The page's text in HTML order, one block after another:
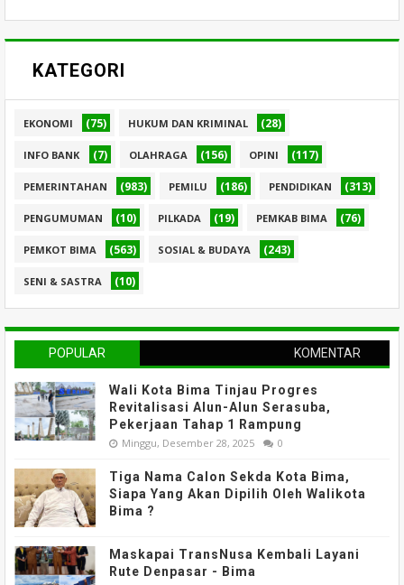
KATEGORI
EKONOMI (75) HUKUM DAN KRIMINAL (28)
INFO BANK (7) OLAHRAGA (156) OPINI (117)
PEMERINTAHAN (983) PEMILU (186) PENDIDIKAN (313)
PENGUMUMAN (10) PILKADA (19) PEMKAB BIMA (76)
PEMKOT BIMA (563) SOSIAL & BUDAYA (243)
SENI & SASTRA (10)
POPULAR KOMENTAR
Wali Kota Bima Tinjau Progres
Revitalisasi Alun-Alun Serasuba,
Pekerjaan Tahap 1 Rampung
Minggu, Desember 28, 2025 0
Tiga Nama Calon Sekda Kota Bima,
Siapa Yang Akan Dipilih Oleh Walikota
Bima ?
Maskapai TransNusa Kembali Layani
Rute Denpasar - Bima